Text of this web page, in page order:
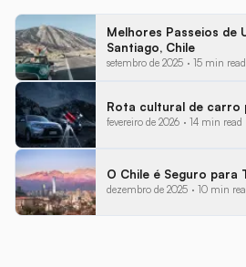
Melhores Passeios de
Santiago, Chile
setembro de 2025 · 15 min read
Rota cultural de carro
fevereiro de 2026 · 14 min read
O Chile é Seguro para
dezembro de 2025 · 10 min